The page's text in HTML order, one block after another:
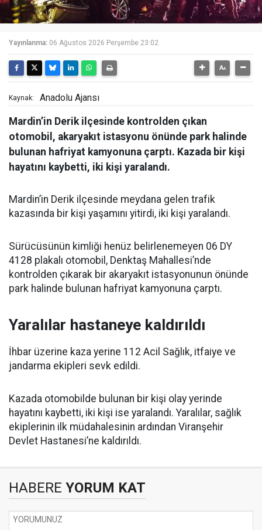
Yayınlanma: 06 Ağustos 2026 Perşembe 23:02
Kaynak: Anadolu Ajansı
Mardin’in Derik ilçesinde kontrolden çıkan
otomobil, akaryakıt istasyonu önünde park halinde
bulunan hafriyat kamyonuna çarptı. Kazada bir kişi
hayatını kaybetti, iki kişi yaralandı.
Mardin’in Derik ilçesinde meydana gelen trafik
kazasında bir kişi yaşamını yitirdi, iki kişi yaralandı.
Sürücüsünün kimliği henüz belirlenemeyen 06 DY
4128 plakalı otomobil, Denktaş Mahallesi’nde
kontrolden çıkarak bir akaryakıt istasyonunun önünde
park halinde bulunan hafriyat kamyonuna çarptı.
Yaralılar hastaneye kaldırıldı
İhbar üzerine kaza yerine 112 Acil Sağlık, itfaiye ve
jandarma ekipleri sevk edildi.
Kazada otomobilde bulunan bir kişi olay yerinde
hayatını kaybetti, iki kişi ise yaralandı. Yaralılar, sağlık
ekiplerinin ilk müdahalesinin ardından Viranşehir
Devlet Hastanesi’ne kaldırıldı.
HABERE YORUM KAT